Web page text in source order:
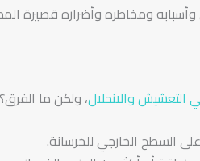
ومخاطره وأضراره قصيرة
والانحلال، ولكن ما الفرق؟
السطح الخارجي للخرسانة.